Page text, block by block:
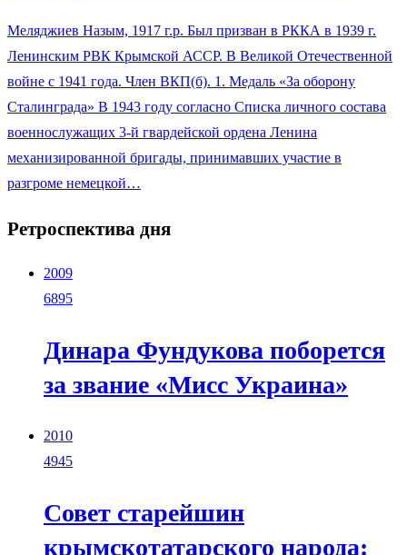
Меляджиев Назым, 1917 г.р. Был призван в РККА в 1939 г.
Ленинским РВК Крымской АССР. В Великой Отечественной
войне с 1941 года. Член ВКП(б). 1. Медаль «За оборону
Сталинграда» В 1943 году согласно Списка личного состава
военнослужащих 3-й гвардейской ордена Ленина
механизированной бригады, принимавших участие в
разгроме немецкой…
Ретроспектива дня
2009
6895
Динара Фундукова поборется
за звание «Мисс Украина»
2010
4945
Совет старейшин
крымскотатарского народа: